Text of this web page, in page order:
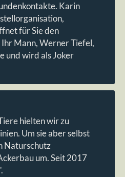
Karin
für Sie den
Mann, Werner Tiefel,
und wird als Joker
hielten wir zu
Um sie aber selbst
Naturschutz
um. Seit 2017